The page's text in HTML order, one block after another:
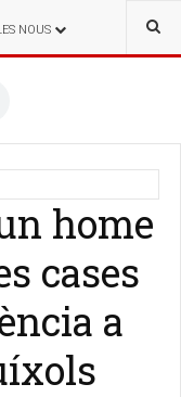
NOUS
home
cases
a